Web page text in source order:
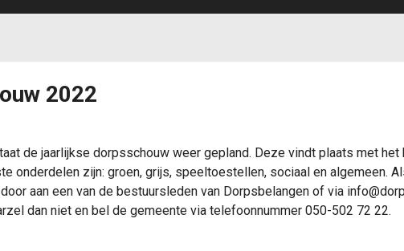
dorpsbelangenroderwolde
2022
de jaarlijkse dorpsschouw weer gepland. Deze vindt plaats met
onderdelen zijn: groen, grijs, speeltoestellen, sociaal en algemeen.
aan een van de bestuursleden van Dorpsbelangen of via
dan niet en bel de gemeente via telefoonnummer 050-502 72 22.